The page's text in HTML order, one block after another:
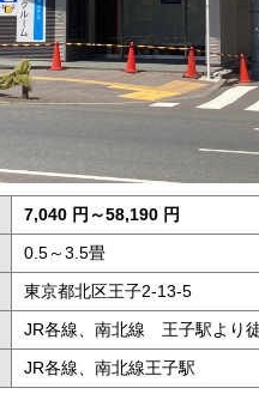
7,040 円～58,190 円
0.5～3.5畳
東京都北区王子2-13-5
JR各線、南北線 王子駅より
JR各線、南北線王子駅